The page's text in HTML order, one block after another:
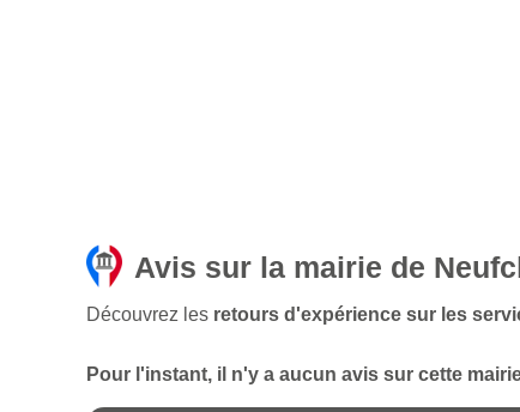
Avis sur la mairie de
Découvrez les retours d'expérience sur les
Pour l'instant, il n'y a aucun avis sur cette